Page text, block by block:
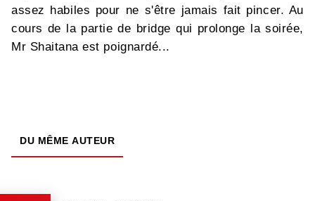
assez habiles pour ne s'être jamais fait pincer. Au
cours de la partie de bridge qui prolonge la soirée,
Mr Shaitana est poignardé...
DU MÊME AUTEUR